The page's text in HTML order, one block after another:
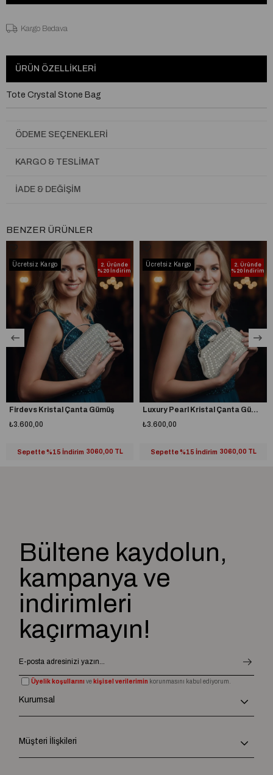
Kargo Bedava
ÜRÜN ÖZELLIKLERI
Tote Crystal Stone Bag
ÖDEME SEÇENEKLERI
KARGO & TESLIMAT
İADE & DEĞIŞIM
BENZER ÜRÜNLER
2. Üründe
%20 İndirim
Firdevs Kristal Çanta Gümüş
₺3.600,00
Sepette %15 İndirim 3060,00 TL
Ücretsiz Kargo
2. Üründe
%20 İndirim
Luxury Pearl Kristal Çanta Gümüş
₺3.600,00
Sepette %15 İndirim 3060,00 TL
Ücretsiz Kargo
Bültene kaydolun,
kampanya ve
indirimleri
kaçırmayın!
Üyelik koşullarını ve kişisel verilerimin korunmasını kabul ediyorum.
Kurumsal
Müşteri İlişkileri